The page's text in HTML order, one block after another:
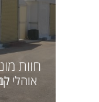
חוות